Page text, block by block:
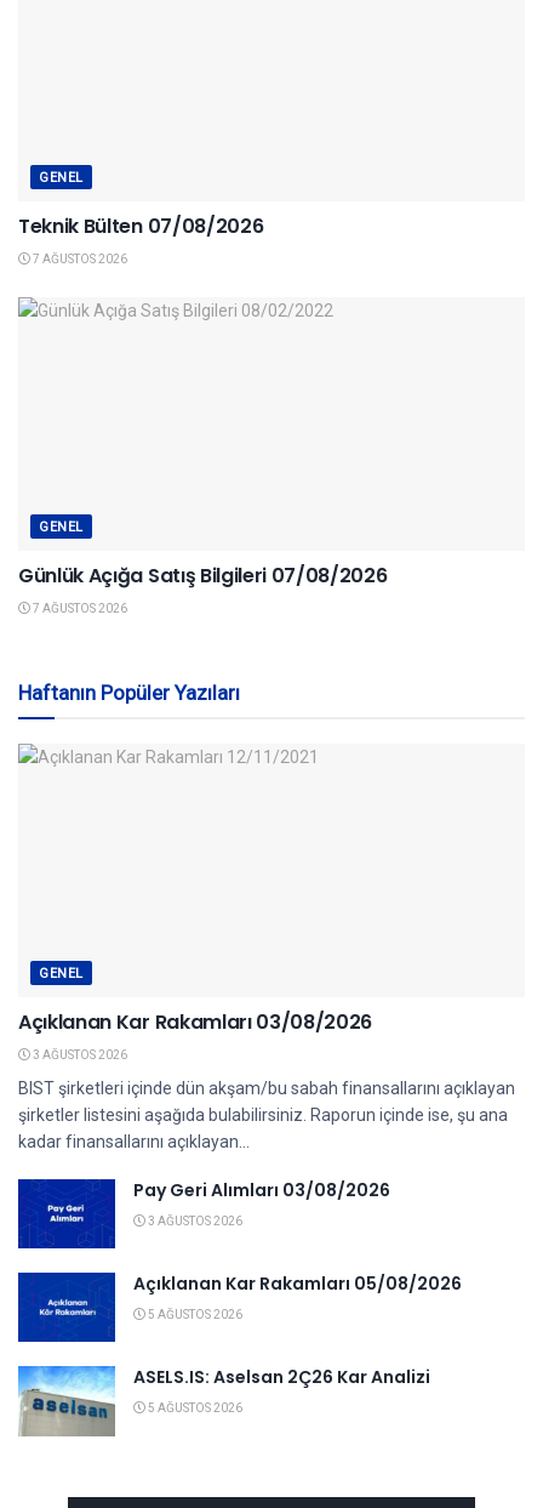
GENEL
Teknik Bülten 07/08/2026
7 AĞUSTOS 2026
GENEL
Günlük Açığa Satış Bilgileri 07/08/2026
7 AĞUSTOS 2026
Haftanın Popüler Yazıları
GENEL
Açıklanan Kar Rakamları 03/08/2026
3 AĞUSTOS 2026
BIST şirketleri içinde dün akşam/bu sabah finansallarını açıklayan
şirketler listesini aşağıda bulabilirsiniz. Raporun içinde ise, şu ana
kadar finansallarını açıklayan...
Pay Geri Alımları 03/08/2026
3 AĞUSTOS 2026
Açıklanan Kar Rakamları 05/08/2026
5 AĞUSTOS 2026
ASELS.IS: Aselsan 2Ç26 Kar Analizi
5 AĞUSTOS 2026